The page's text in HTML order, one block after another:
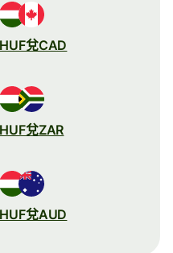
HUF兌CAD
HUF兌ZAR
HUF兌AUD